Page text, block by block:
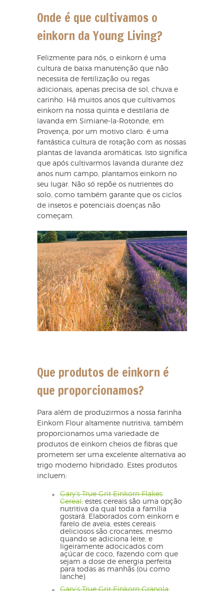
Onde é que cultivamos o
einkorn da Young Living?
Felizmente para nós, o einkorn é uma
cultura de baixa manutenção que não
necessita de fertilização ou regas
adicionais, apenas precisa de sol, chuva e
carinho. Há muitos anos que cultivamos
einkorn na nossa quinta e destilaria de
lavanda em Simiane-la-Rotonde, em
Provença, por um motivo claro: é uma
fantástica cultura de rotação com as nossas
plantas de lavanda aromáticas. Isto significa
que após cultivarmos lavanda durante dez
anos num campo, plantamos einkorn no
seu lugar. Não só repõe os nutrientes do
solo, como também garante que os ciclos
de insetos e potenciais doenças não
começam.
Que produtos de einkorn é
que proporcionamos?
Para além de produzirmos a nossa farinha
Einkorn Flour altamente nutritiva, também
proporcionamos uma variedade de
produtos de einkorn cheios de fibras que
prometem ser uma excelente alternativa ao
trigo moderno hibridado. Estes produtos
incluem:
Gary’s True Grit Einkorn Flakes
Cereal: estes cereais são uma opção
nutritiva da qual toda a família
gostará. Elaborados com einkorn e
farelo de aveia, estes cereais
deliciosos são crocantes, mesmo
quando se adiciona leite, e
ligeiramente adocicados com
açúcar de coco, fazendo com que
sejam a dose de energia perfeita
para todas as manhãs (ou como
lanche).